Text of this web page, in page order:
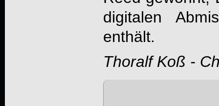
digitalen
enthält.
Thoralf Koß -